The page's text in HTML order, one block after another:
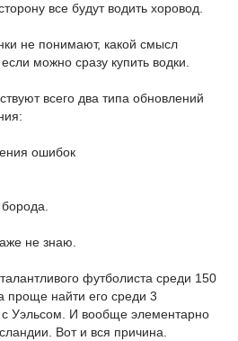
все будут водить хоровод.
не понимают, какой смысл
можно сразу купить водки.
всего два типа обновлений
ошибок
не знаю.
футболиста среди 150
проще найти его среди 3
с Уэльсом. И вообще элементарно
Вот и вся причина.